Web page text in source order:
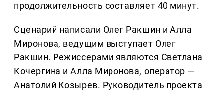
продолжительность составляет 40 минут.
Сценарий написали Олег Ракшин и Алла
Миронова, ведущим выступает Олег
Ракшин. Режиссерами являются Светлана
Кочергина и Алла Миронова, оператор —
Анатолий Козырев. Руководитель проекта